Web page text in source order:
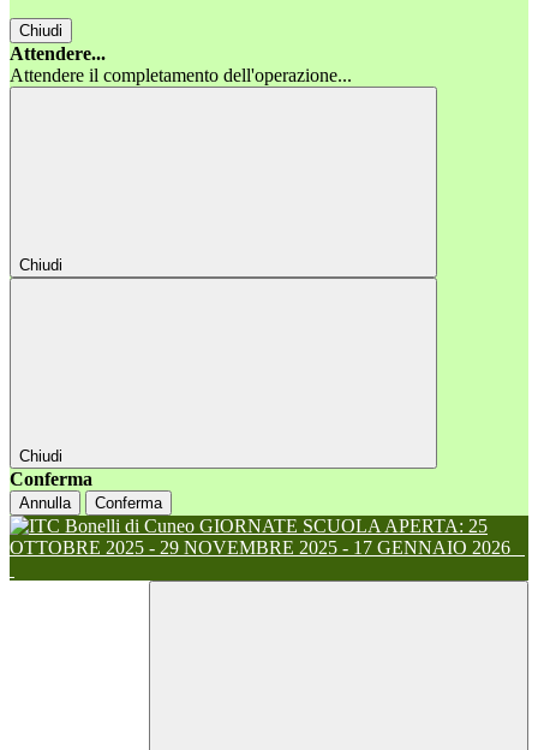
Chiudi
Attendere...
Attendere il completamento dell'operazione...
Chiudi
Chiudi
Conferma
Annulla Conferma
GIORNATE SCUOLA APERTA: 25
OTTOBRE 2025 - 29 NOVEMBRE 2025 - 17 GENNAIO 2026